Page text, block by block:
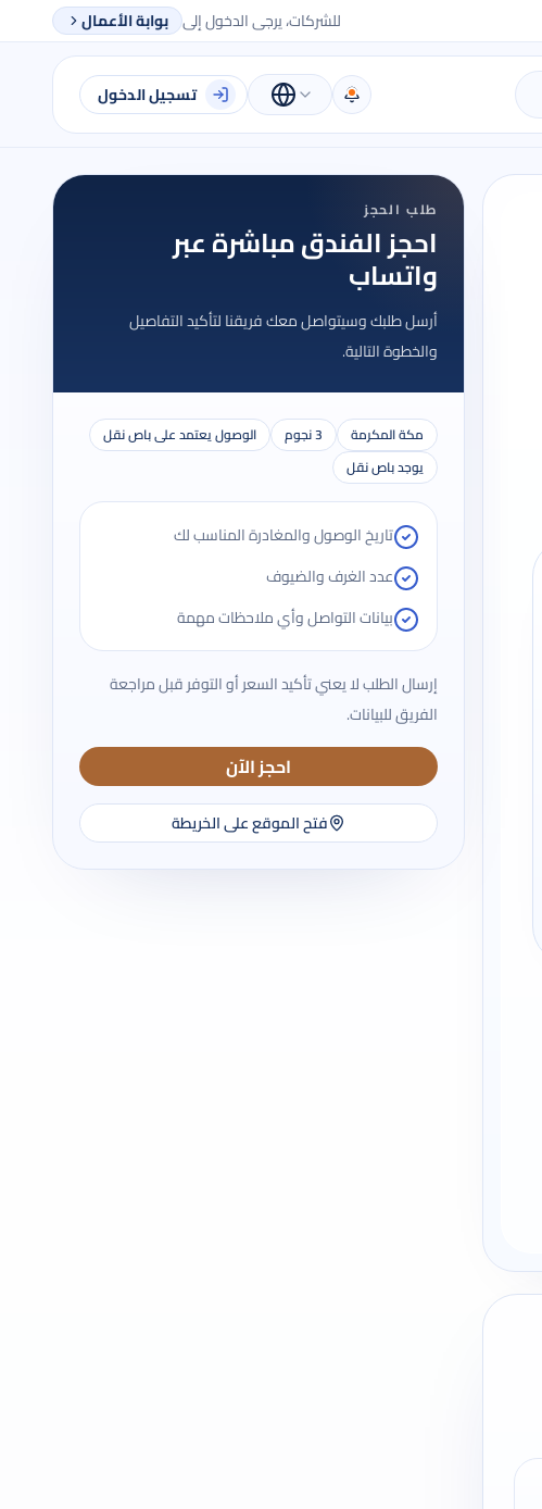
للشركات، يرجى الدخول إلى بوابة الأعمال
تسجيل الدخول
طلب الحجز
احجز الفندق مباشرة عبر
واتساب
أرسل طلبك وسيتواصل معك فريقنا لتأكيد التفاصيل
والخطوة التالية.
مكة المكرمة 3 نجوم
الوصول يعتمد على باص نقل
يوجد باص نقل
تاريخ الوصول والمغادرة المناسب لك
عدد الغرف والضيوف
بيانات التواصل وأي ملاحظات مهمة
إرسال الطلب لا يعني تأكيد السعر أو التوفر قبل مراجعة
الفريق للبيانات.
احجز الآن
فتح الموقع على الخريطة